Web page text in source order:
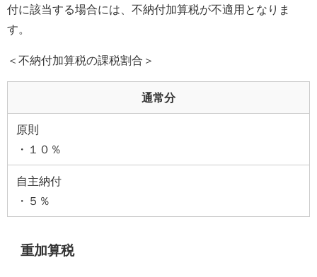
付に該当する場合には、不納付加算税が不適用となりま
す。
＜不納付加算税の課税割合＞
通常分
原則
・１０％
自主納付
・５％
重加算税